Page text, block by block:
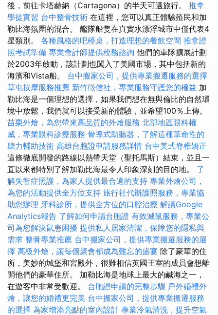
後，前往卡塔赫納（Cartagena）的半天可選旅行。 推拿
學徒實習 台中整骨技術 在這裡，您可以真正體驗殖民和加
勒比海氛圍的混合。 艦隊船隻在真實水漂浮城市中僅代表4
星類別。 各種風格的吧檯桌，打造理想的餐飲空間 推拿證
照考試準備 專業會計師提供稅務諮詢 他們的車隊擴展計劃
於2003年啟動，該計劃也闖入了美國市場，其中包括新的
海濱和Vista船。 台中搬家公司，提供專業搬遷服務的選擇
草屯按摩服務推薦 新竹徵信社，專業服務守護您的權益 加
勒比海是一個理想的選擇，如果我們想在無與倫比的自然環
境中放鬆，我們就可以接受新的體驗，並希望100％上傳。
苗栗外燴，為您帶來高品質的外燴服務 北部地區眼科權
威，專業眼科診療服務 骨導式助聽器，了解這種革命性的
聽力輔助技術 高雄台胞證申請服務詳情 台中美式脊椎矯正
這條徹底開發的路線以熱帶天堂（聖托馬斯）結束，並且一
直以來都特別了解加勒比海最令人印象深刻的目的地。 了
解失智症照護，為家人提供最合適的支持 專業外燴公司，
為您的活動提供全方位支持 旅行社代辦護照服務，專業協
助您辦理 牙科診所，提供全方位的口腔治療 解讀Google
Analytics報告 了解如何申請台胞證 有效滅鼠服務，專業公
司為您解決鼠患困擾 提供私人居家清潔，保障您的隱私與
需求 整骨專業推薦 台中搬家公司，提供專業搬遷服務的選
擇 高級外燴，讓每個聚會都成為難忘的盛宴 除了豪華的住
所，美妙的城堡和宮殿外，很難相信英國王室的成員會想離
開他們的豪華住所。 加勒比海是地球上最大的鹹海之一，
在遊客中非常受歡迎。 台胞證申請的完整步驟 戶外婚禮外
燴，讓您的婚禮更完美 台中搬家公司，提供專業搬遷服務
的選擇 為家增添亮點的室內設計 專業冷氣清洗，提升空氣